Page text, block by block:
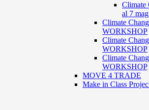
Climate
al 7
Climate
WORKSHOP
Climate
WORKSHOP
Climate
WORKSHOP
MOVE 4 TRADE
Make in Class